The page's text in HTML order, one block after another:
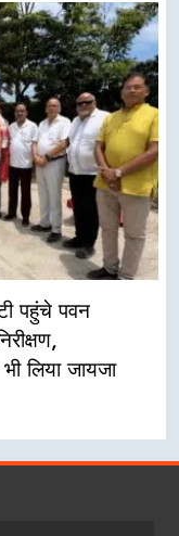
पहुंचे पवन
लिया जायजा